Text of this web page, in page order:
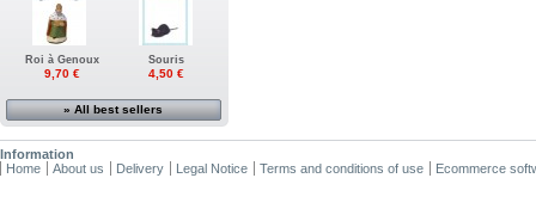
Roi à Genoux
9,70 €
Souris
4,50 €
» All best sellers
Information
Home
About us Delivery Legal Notice Terms and conditions of use Ecommerce